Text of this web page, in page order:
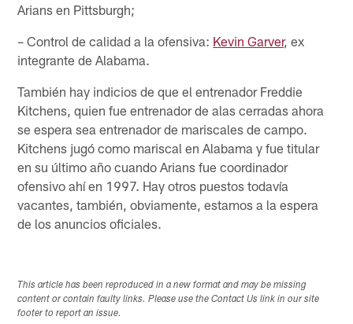
Arians en Pittsburgh;
– Control de calidad a la ofensiva: Kevin Garver, ex
integrante de Alabama.
También hay indicios de que el entrenador Freddie
Kitchens, quien fue entrenador de alas cerradas ahora
se espera sea entrenador de mariscales de campo.
Kitchens jugó como mariscal en Alabama y fue titular
en su último año cuando Arians fue coordinador
ofensivo ahí en 1997. Hay otros puestos todavía
vacantes, también, obviamente, estamos a la espera
de los anuncios oficiales.
This article has been reproduced in a new format and may be missing
content or contain faulty links. Please use the Contact Us link in our site
footer to report an issue.